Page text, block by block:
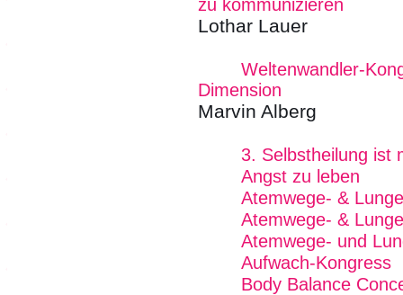
zu kommunizieren
Lothar Lauer
Weltenwandler-
Dimension
Marvin Alberg
3. Selbstheilung ist
Angst zu leben
Atemwege- &
Atemwege- &
Atemwege- und
Aufwach-Kongress
Body Balance